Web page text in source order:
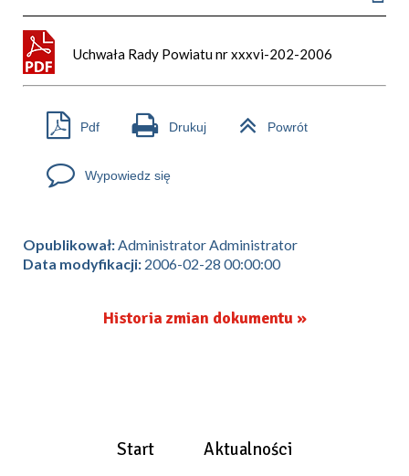
Uchwała Rady Powiatu nr xxxvi-202-2006
Pdf Drukuj Powrót
Wypowiedz się
Opublikował:Administrator Administrator
Data modyfikacji: 2006-02-28 00:00:00
Historia zmian dokumentu »
Start Aktualności